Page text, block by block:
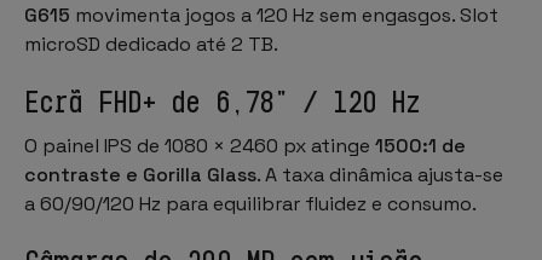
G615 movimenta jogos a 120 Hz sem engasgos. Slot
microSD dedicado até 2 TB.
Ecrã FHD+ de 6,78" / 120 Hz
O painel IPS de 1080 × 2460 px atinge 1500:1 de
contraste e Gorilla Glass. A taxa dinâmica ajusta-se
a 60/90/120 Hz para equilibrar fluidez e consumo.